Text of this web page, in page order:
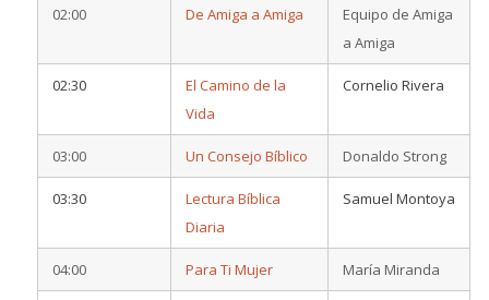
02:00 De Amiga a Amiga
Equipo de Amiga
a Amiga
02:30
El Camino de la
Vida
Cornelio Rivera
03:00 Un Consejo Bíblico Donaldo Strong
03:30
Lectura Bíblica
Diaria
Samuel Montoya
04:00 Para Ti Mujer María Miranda